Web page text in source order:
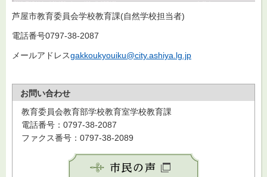
芦屋市教育委員会学校教育課(自然学校担当者)
電話番号0797-38-2087
メールアドレスgakkoukyouiku@city.ashiya.lg.jp
お問い合わせ
教育委員会教育部学校教育室学校教育課
電話番号：0797-38-2087
ファクス番号：0797-38-2089